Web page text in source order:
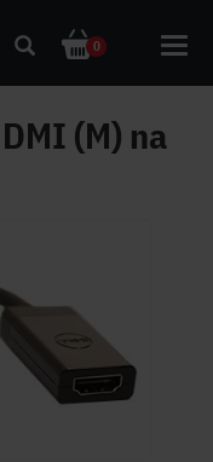
0
(M) na